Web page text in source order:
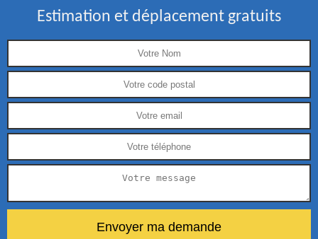
Estimation et déplacement gratuits